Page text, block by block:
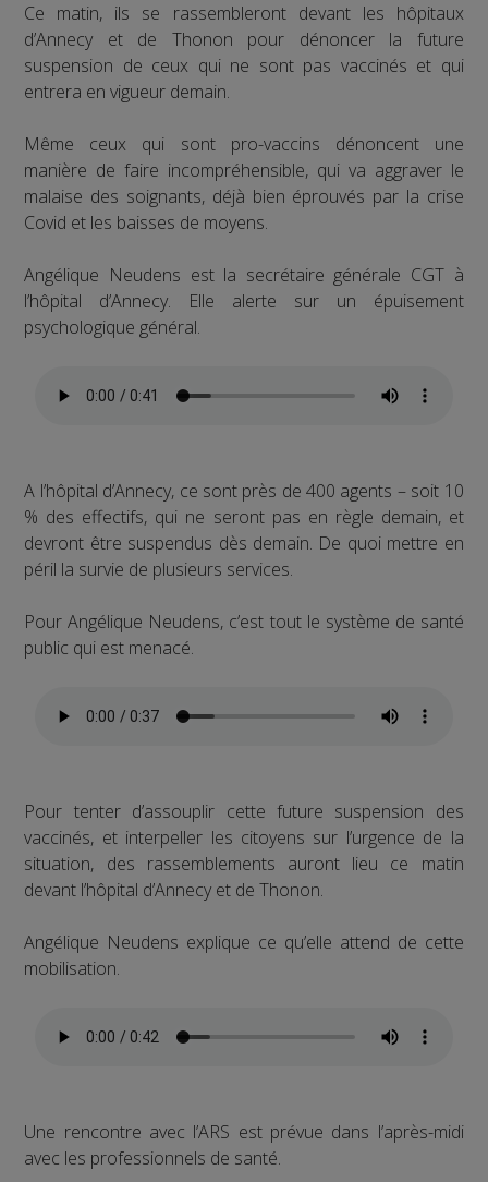
Ce matin, ils se rassembleront devant les hôpitaux
d’Annecy et de Thonon pour dénoncer la future
suspension de ceux qui ne sont pas vaccinés et qui
entrera en vigueur demain.
Même ceux qui sont pro-vaccins dénoncent une
manière de faire incompréhensible, qui va aggraver le
malaise des soignants, déjà bien éprouvés par la crise
Covid et les baisses de moyens.
Angélique Neudens est la secrétaire générale CGT à
l’hôpital d’Annecy. Elle alerte sur un épuisement
psychologique général.
A l’hôpital d’Annecy, ce sont près de 400 agents – soit 10
% des effectifs, qui ne seront pas en règle demain, et
devront être suspendus dès demain. De quoi mettre en
péril la survie de plusieurs services.
Pour Angélique Neudens, c’est tout le système de santé
public qui est menacé.
Pour tenter d’assouplir cette future suspension des
vaccinés, et interpeller les citoyens sur l’urgence de la
situation, des rassemblements auront lieu ce matin
devant l’hôpital d’Annecy et de Thonon.
Angélique Neudens explique ce qu’elle attend de cette
mobilisation.
Une rencontre avec l’ARS est prévue dans l’après-midi
avec les professionnels de santé.